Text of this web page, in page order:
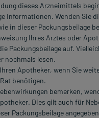
dieses Arzneimittels
Informationen. Wenden Sie
in dieser Packungsbeilage
Ihres Arztes oder
Packungsbeilage auf.
nochmals lesen.
Apotheker, wenn Sie
benötigen.
bemerken,
Dies gilt auch für
Packungsbeilage